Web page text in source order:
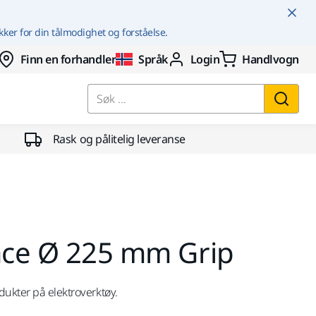
for din tålmodighet og forståelse.
Finn en forhandler Språk Login Handlvogn
Søk ...
Rask og pålitelig leveranse
Ø 225 mm Grip
på elektroverktøy.